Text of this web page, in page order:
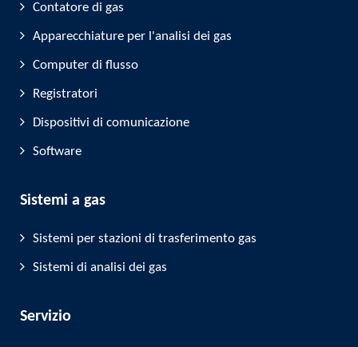
Contatore di gas
Apparecchiature per l'analisi dei gas
Computer di flusso
Registratori
Dispositivi di comunicazione
Software
Sistemi a gas
Sistemi per stazioni di trasferimento gas
Sistemi di analisi dei gas
Servizio